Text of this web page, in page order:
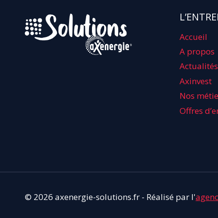
Accueil
A propos
Actualités
Axinvest
Nos
Offres
© 2026 axenergie-solutions.fr - Réalisé par l'